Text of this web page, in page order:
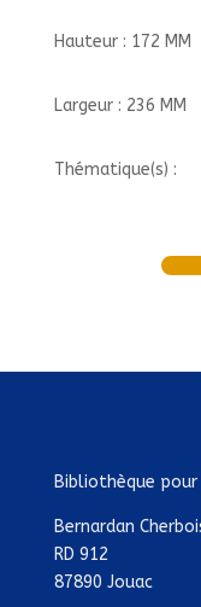
Hauteur : 172 MM
Largeur : 236 MM
Thématique(s) :
Bibliothèque pour
Bernardan
RD 912
87890 Jouac